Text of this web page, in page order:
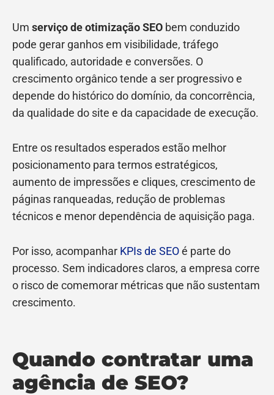
Um serviço de otimização SEO bem conduzido
pode gerar ganhos em visibilidade, tráfego
qualificado, autoridade e conversões. O
crescimento orgânico tende a ser progressivo e
depende do histórico do domínio, da concorrência,
da qualidade do site e da capacidade de execução.
Entre os resultados esperados estão melhor
posicionamento para termos estratégicos,
aumento de impressões e cliques, crescimento de
páginas ranqueadas, redução de problemas
técnicos e menor dependência de aquisição paga.
Por isso, acompanhar KPIs de SEOé parte do
processo. Sem indicadores claros, a empresa corre
o risco de comemorar métricas que não sustentam
crescimento.
Quando contratar uma
agência de SEO?